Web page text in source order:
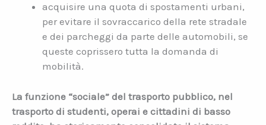
acquisire una quota di spostamenti urbani,
per evitare il sovraccarico della rete stradale
e dei parcheggi da parte delle automobili, se
queste coprissero tutta la domanda di
mobilità.
La funzione “sociale” del trasporto pubblico, nel
trasporto di studenti, operai e cittadini di basso